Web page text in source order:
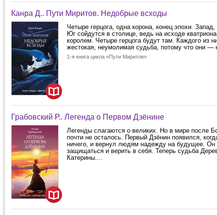
Канра Д.. Пути Миритов. Недобрые всходы
Четыре герцога, одна корона, конец эпохи.
Юг сойдутся в столице, ведь на исходе
королем. Четыре герцога будут там. Каждого из
жестокая, неумолимая судьба, потому что они —
1-я книга цикла «Пути Миритов»
Грабовский Р.. Легенда о Первом Дзёнине
Легенды слагаются о великих. Но в мире после
почти не осталось. Первый Дзёнин появился,
ничего, и вернул людям надежду на будущее. Он
защищаться и верить в себя. Теперь судьба
Катерины....